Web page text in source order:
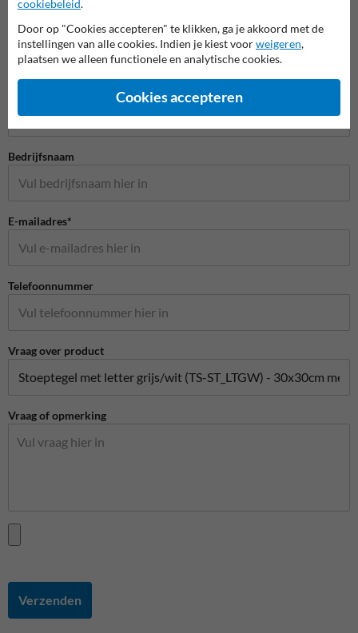
Stel je vraag aan Stoeptegelprint.nl
Bedrijfsnaam
E-mailadres*
Telefoonnummer
Vraag over product
Vraag of opmerking
Verzenden
cookiebeleid.
Door op "Cookies accepteren" te klikken, ga je akkoord met de
instellingen van alle cookies. Indien je kiest voorweigeren,
plaatsen we alleen functionele en analytische cookies.
Cookies accepteren